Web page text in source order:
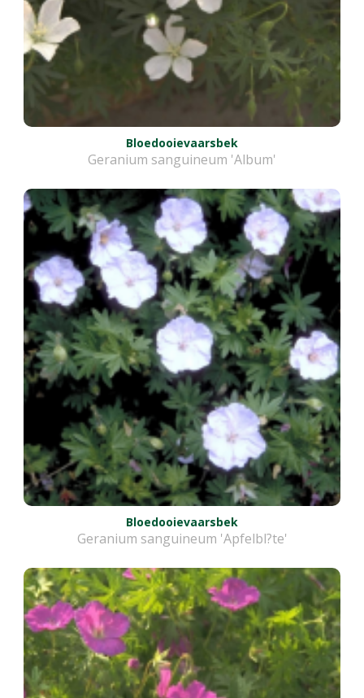
Bloedooievaarsbek
Geranium sanguineum 'Album'
Bloedooievaarsbek
Geranium sanguineum 'Apfelbl?te'